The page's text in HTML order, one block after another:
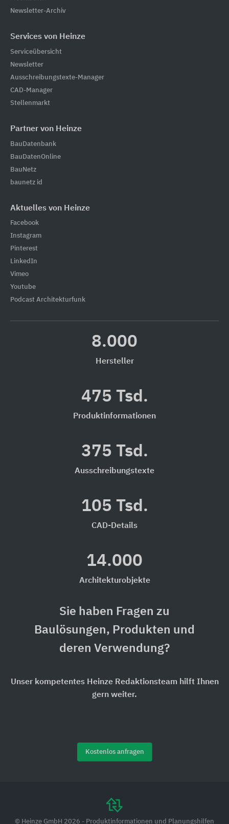
Newsletter-Archiv
Services von Heinze
Serviceübersicht
Newsletter
Ausschreibungstexte-Manager
CAD-Manager
Stellenmarkt
Partner von Heinze
BauDatenbank
BauDatenOnline
BauNetz
baunetz id
Aktuelles von Heinze
Facebook
Instagram
Pinterest
LinkedIn
Vimeo
Youtube
Podcast Architekturfunk
8.000
Hersteller
475 Tsd.
Produktinformationen
375 Tsd.
Ausschreibungstexte
105 Tsd.
CAD-Details
14.000
Architekturobjekte
Sie haben Fragen zu
Baulösungen, Produkten und
deren Verwendung?
Unser kompetentes Heinze Redaktionsteam hilft Ihnen
gern weiter.
Kostenlos anfragen
© Heinze GmbH 2026 - Produktinformationen und Planungshilfen